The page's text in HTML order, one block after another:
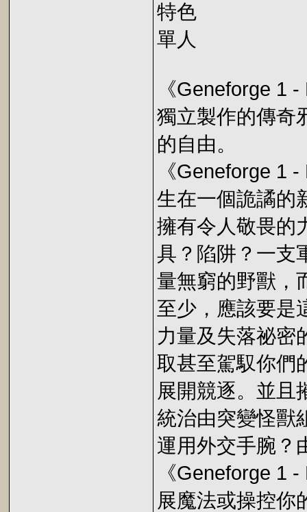
特色
單人
《Geneforge 1
獨立製作的傳奇
的自由。
《Geneforge 1
生在一個詭譎的
擁有令人敬畏的
具？陷阱？一支
量無窮的野獸，
至少，應該要是
力量及失落祕密
取甚至駕馭你們
展開競逐。並且
統治由突變怪獸
運用外交手腕？
《Geneforge 1
展魔法或操控你